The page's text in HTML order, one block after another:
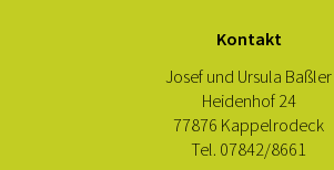
Kontakt
Josef und Ursula Baßler
Heidenhof 24
77876 Kappelrodeck
Tel. 07842/8661